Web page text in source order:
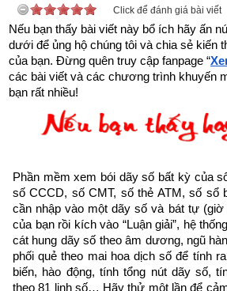
Như vậy chúng ta đang sống trong
thời kỳ mạt pháp khi mà đạo đức
Click để đánh giá bài viết
Nếu bạn thấy bài viết này bổ ích hãy ấn
dưới để ủng hộ chúng tôi và chia sẻ kiến
của bạn. Đừng quên truy cập fanpage “
các bài viết và các chương trình khuyến
bạn rất nhiều!
Phần mềm xem bói dãy số bất kỳ của
số CCCD, số CMT, số thẻ ATM, số sổ
cần nhập vào một dãy số và bát tự (giờ
của bạn rồi kích vào “Luận giải”, hệ
cát hung dãy số theo âm dương, ngũ
phối quẻ theo mai hoa dịch số để tính
biến, hào động, tính tổng nút dãy số,
theo 81 linh số… Hãy thử một lần để